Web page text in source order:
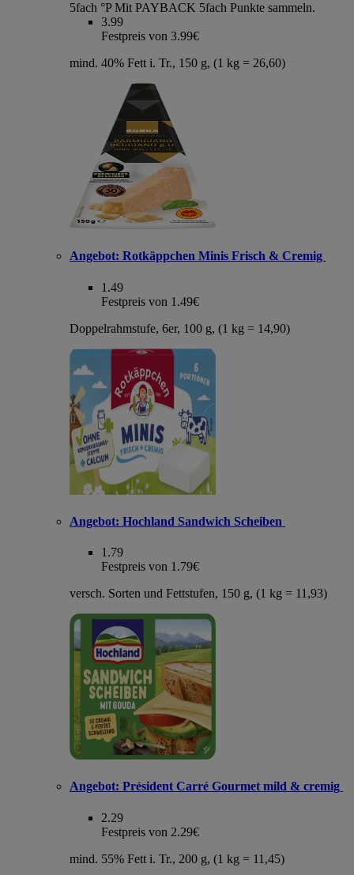
5fach °P Mit PAYBACK 5fach Punkte sammeln.
3.99
Festpreis von 3.99€
mind. 40% Fett i. Tr., 150 g, (1 kg = 26,60)
Angebot: Rotkäppchen Minis Frisch & Cremig
1.49
Festpreis von 1.49€
Doppelrahmstufe, 6er, 100 g, (1 kg = 14,90)
Angebot: Hochland Sandwich Scheiben
1.79
Festpreis von 1.79€
versch. Sorten und Fettstufen, 150 g, (1 kg = 11,93)
Angebot: Président Carré Gourmet mild & cremig
2.29
Festpreis von 2.29€
mind. 55% Fett i. Tr., 200 g, (1 kg = 11,45)